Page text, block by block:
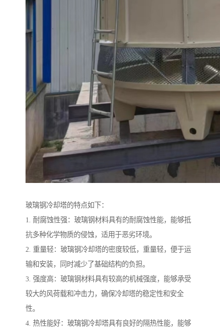
玻璃钢冷却塔的特点如下：
1. 耐腐蚀性强：玻璃钢材料具有的耐腐蚀性能，能够抵
抗多种化学物质的侵蚀，适用于恶劣环境。
2. 重量轻：玻璃钢冷却塔的密度较低，重量轻，便于运
输和安装，同时减少了基础结构的负担。
3. 强度高：玻璃钢材料具有较高的机械强度，能够承受
较大的风荷载和冲击力，确保冷却塔的稳定性和安全
性。
4. 热性能好：玻璃钢冷却塔具有良好的隔热性能，能够